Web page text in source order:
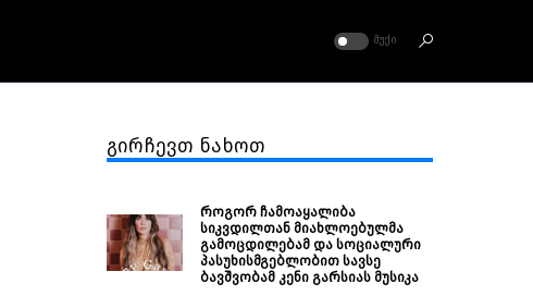
ᲛᲣᲥᲘ
გირჩევთ ნახოთ
როგორ ჩამოაყალიბა
სიკვდილთან მიახლოებულმა
გამოცდილებამ და სოციალური
პასუხისმგებლობით სავსე
ბავშვობამ კენი გარსიას მუსიკა